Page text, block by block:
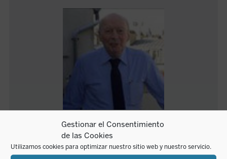
Gestionar el Consentimiento
de las Cookies
Utilizamos cookies para optimizar nuestro sitio web y nuestro servicio.
Jean Dumont
Jean Dumont nació en Lyon en 1923. Licenciado en